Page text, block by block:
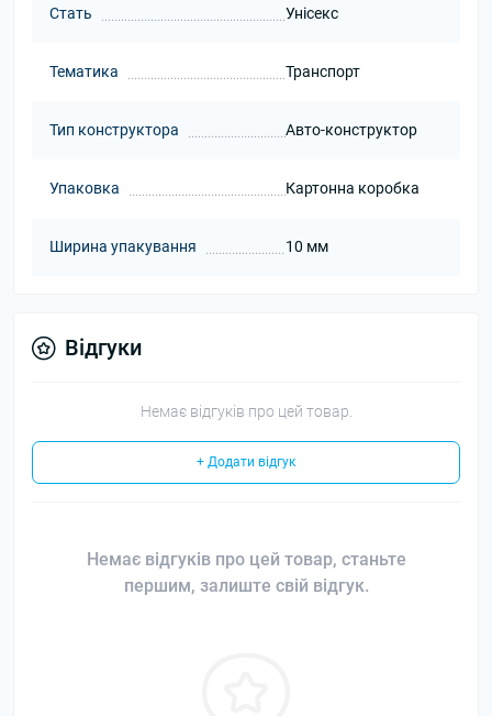
Стать Унісекс
Тематика Транспорт
Тип конструктора Авто-конструктор
Упаковка Картонна коробка
Ширина упакування 10 мм
Відгуки
Немає відгуків про цей товар.
+ Додати відгук
Немає відгуків про цей товар, станьте
першим, залиште свій відгук.